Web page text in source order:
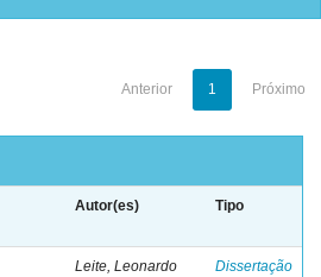
Anterior 1 Próximo
Autor(es) Tipo
Leite, Leonardo
Dissertação